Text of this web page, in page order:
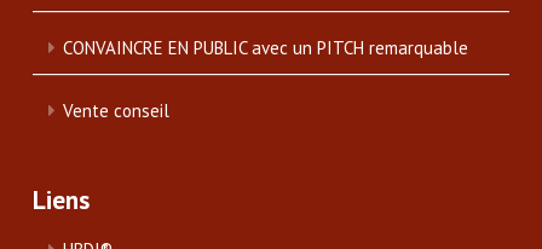
CONVAINCRE EN PUBLIC avec un PITCH remarquable
Vente conseil
Liens